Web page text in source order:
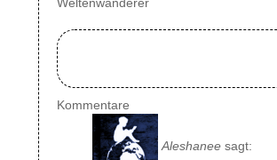
Kommentare
Aleshanee sagt: